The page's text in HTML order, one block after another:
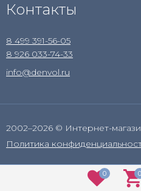
Контакты
8 499 391-56-05
8 926 033-74-33
info@denvol.ru
2002–2026 © Интернет-
Политика
0 0